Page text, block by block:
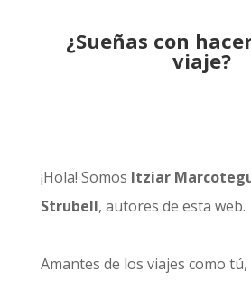
¿Sueñas con
viaje?
¡Hola! Somos Itziar
Strubell, autores de esta web.
Amantes de los viajes como tú,